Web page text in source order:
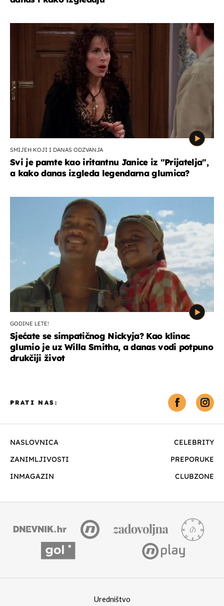
SMIJEH KOJI I DANAS ODZVANJA
Svi je pamte kao iritantnu Janice iz "Prijatelja",
a kako danas izgleda legendarna glumica?
GODINE LETE!
Sjećate se simpatičnog Nickyja? Kao klinac
glumio je uz Willa Smitha, a danas vodi potpuno
drukčiji život
NASLOVNICA
CELEBRITY
ZANIMLJIVOSTI
PREPORUKE
INMAGAZIN
CLUBZONE
PRATI NAS:
Uredništvo